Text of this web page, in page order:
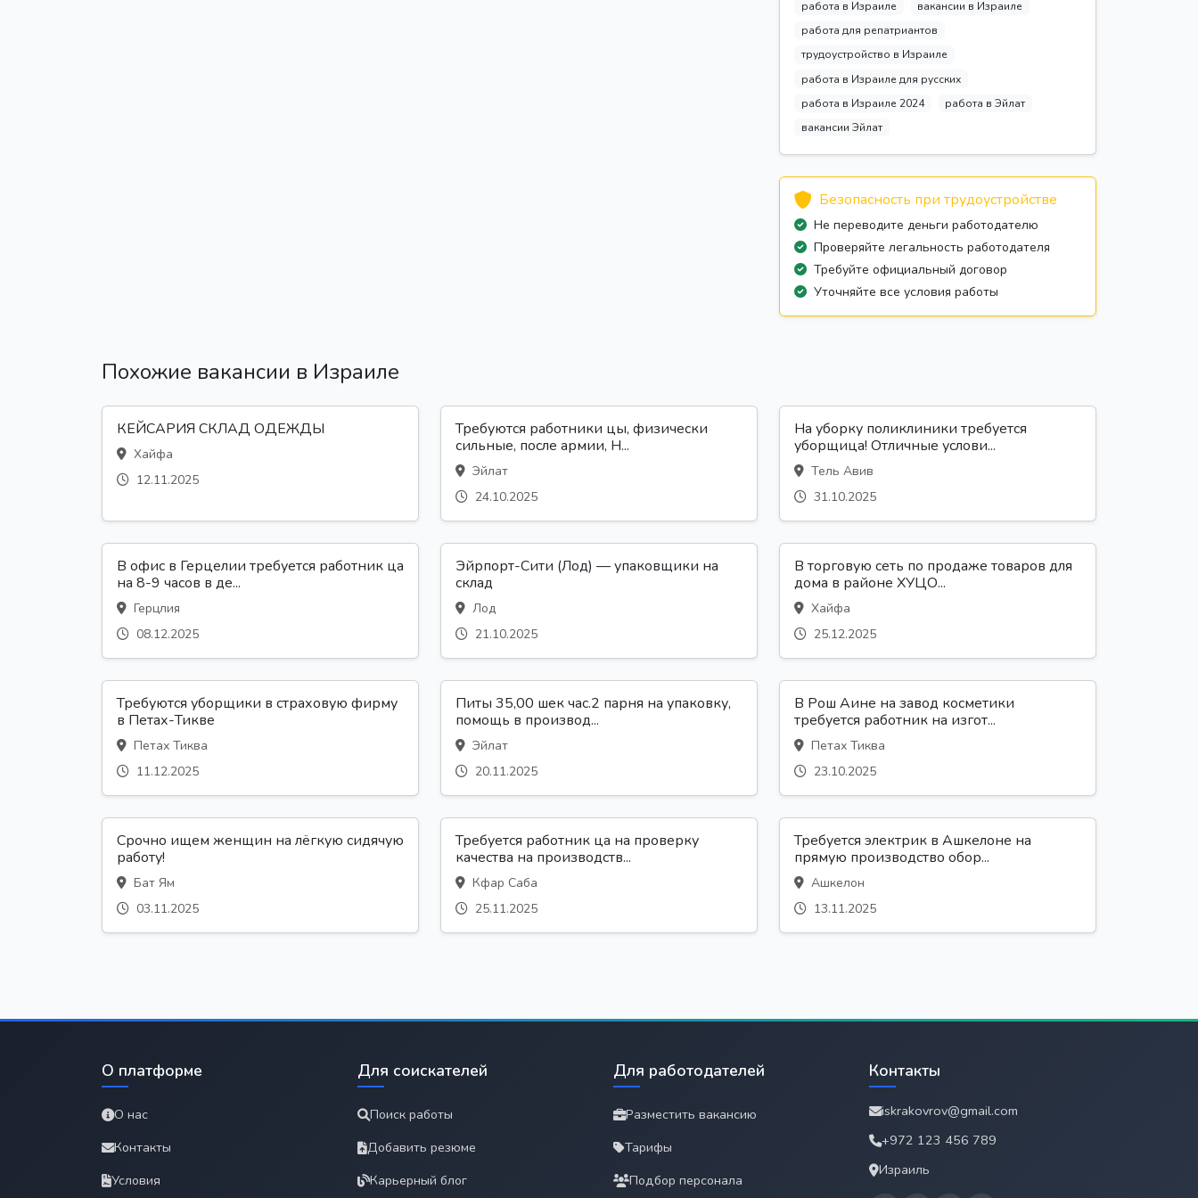
работа в Израиле
вакансии в Израиле
работа для репатриантов
трудоустройство в Израиле
работа в Израиле для русских
работа в Израиле 2024
работа в Эйлат
вакансии Эйлат
Безопасность при трудоустройстве
Не переводите деньги работодателю
Проверяйте легальность работодателя
Требуйте официальный договор
Уточняйте все условия работы
Похожие вакансии в Израиле
КЕЙСАРИЯ СКЛАД ОДЕЖДЫ
Хайфа
12.11.2025
Требуются работники цы, физически
сильные, после армии, Н...
Эйлат
24.10.2025
На уборку поликлиники требуется
уборщица! Отличные услови...
Тель Авив
31.10.2025
В офис в Герцелии требуется работник ца
на 8-9 часов в де...
Герцлия
08.12.2025
Эйрпорт-Сити (Лод) — упаковщики на
склад
Лод
21.10.2025
В торговую сеть по продаже товаров для
дома в районе ХУЦО...
Хайфа
25.12.2025
Требуются уборщики в страховую фирму
в Петах-Тикве
Петах Тиква
11.12.2025
Питы 35,00 шек час.2 парня на упаковку,
помощь в производ...
Эйлат
20.11.2025
В Рош Аине на завод косметики
требуется работник на изгот...
Петах Тиква
23.10.2025
Срочно ищем женщин на лёгкую сидячую
работу!
Бат Ям
03.11.2025
Требуется работник ца на проверку
качества на производств...
Кфар Саба
25.11.2025
Требуется электрик в Ашкелоне на
прямую производство обор...
Ашкелон
13.11.2025
О платформе
О нас
Контакты
Условия
Для соискателей
Поиск работы
Добавить резюме
Карьерный блог
Для работодателей
Разместить вакансию
Тарифы
Подбор персонала
Контакты
iskrakovrov@gmail.com
+972 123 456 789
Израиль